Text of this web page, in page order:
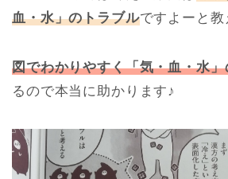
血・水」のトラブルですよーと教
図でわかりやすく「気・血・水」
るので本当に助かります♪